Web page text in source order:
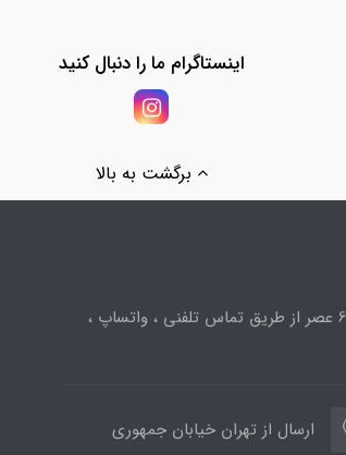
اینستاگرام ما را دنبال کنید
برگشت به بالا
ساعت پاسخگویی از 10صبح تا 6 عصر از طریق تماس تلفنی ، واتساپ ،
ارسال از تهران خیابان جمهوری